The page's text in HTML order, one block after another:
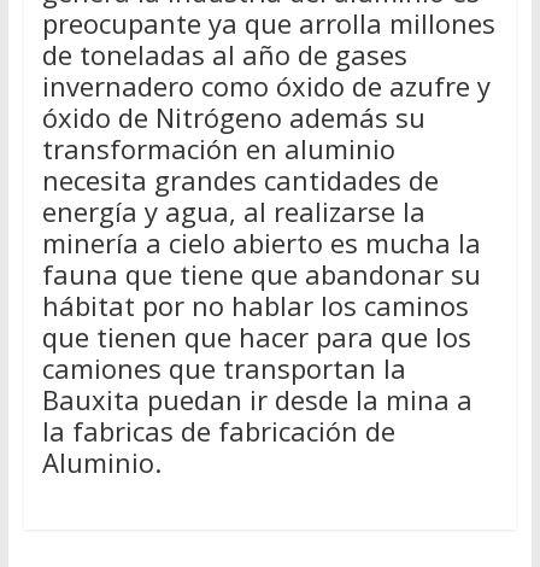
preocupante ya que arrolla millones
de toneladas al año de gases
invernadero como óxido de azufre y
óxido de Nitrógeno además su
transformación en aluminio
necesita grandes cantidades de
energía y agua, al realizarse la
minería a cielo abierto es mucha la
fauna que tiene que abandonar su
hábitat por no hablar los caminos
que tienen que hacer para que los
camiones que transportan la
Bauxita puedan ir desde la mina a
la fabricas de fabricación de
Aluminio.